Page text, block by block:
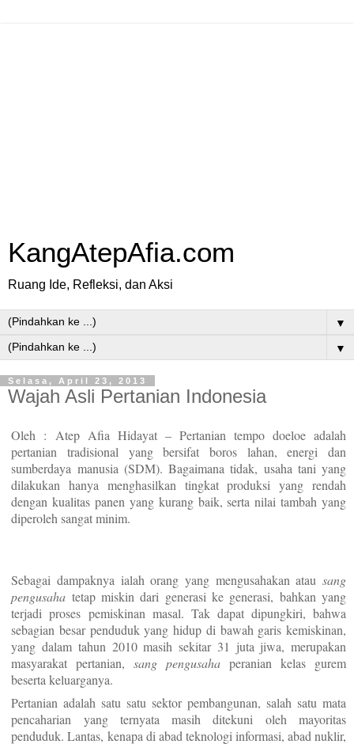
KangAtepAfia.com
Ruang Ide, Refleksi, dan Aksi
▼
▼
Selasa, April 23, 2013
Wajah Asli Pertanian Indonesia
Oleh : Atep Afia Hidayat – Pertanian tempo doeloeadalah
pertanian tradisional yang bersifat boros lahan, energi dan
sumberdaya manusia (SDM). Bagaimana tidak, usaha tani yang
dilakukan hanya menghasilkan tingkat produksi yang rendah
dengan kualitas panen yang kurang baik, serta nilai tambah yang
diperoleh sangat minim.
Sebagai dampaknya ialah orang yang mengusahakan atau sang
pengusaha tetap miskin dari generasi ke generasi, bahkan yang
terjadi proses pemiskinan masal. Tak dapat dipungkiri, bahwa
sebagian besar penduduk yang hidup di bawah garis kemiskinan,
yang dalam tahun 2010 masih sekitar 31 juta jiwa, merupakan
masyarakat pertanian,sang pengusaha peranian kelas gurem
beserta keluarganya.
Pertanian adalah satu satu sektor pembangunan, salah satu mata
pencaharian yang ternyata masih ditekuni oleh mayoritas
penduduk. Lantas, kenapa di abad teknologi informasi, abad nuklir,